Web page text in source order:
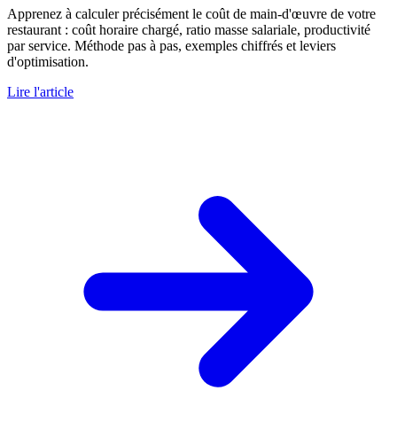
Apprenez à calculer précisément le coût de main-d'œuvre de votre
restaurant : coût horaire chargé, ratio masse salariale, productivité
par service. Méthode pas à pas, exemples chiffrés et leviers
d'optimisation.
Lire l'article